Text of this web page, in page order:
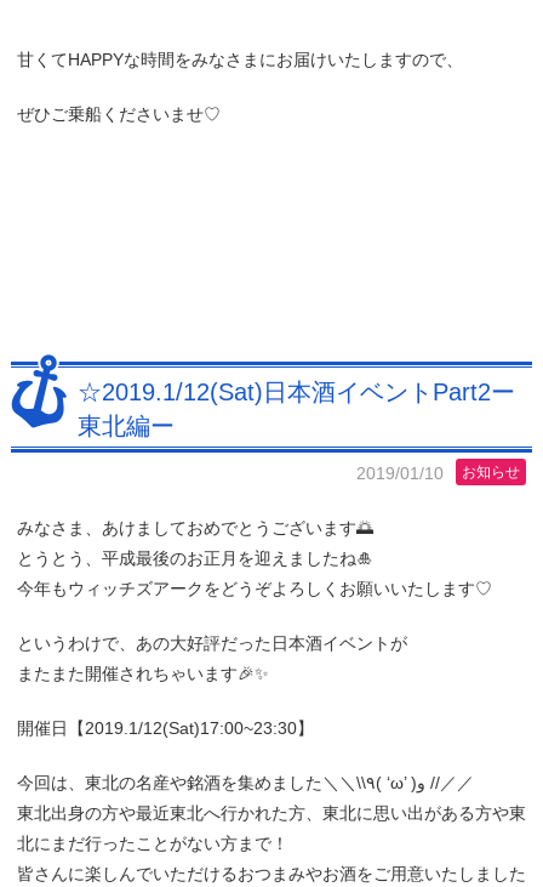
甘くてHAPPYな時間をみなさまにお届けいたしますので、
ぜひご乗船くださいませ♡
☆2019.1/12(Sat)日本酒イベントPart2ー
東北編ー
2019/01/10 お知らせ
みなさま、あけましておめでとうございます🌅
とうとう、平成最後のお正月を迎えましたね🎍
今年もウィッチズアークをどうぞよろしくお願いいたします♡
というわけで、あの大好評だった日本酒イベントが
またまた開催されちゃいます🎉✨
開催日【2019.1/12(Sat)17:00~23:30】
今回は、東北の名産や銘酒を集めました＼＼\\٩( ‘ω’ )و //／／
東北出身の方や最近東北へ行かれた方、東北に思い出がある方や東
北にまだ行ったことがない方まで！
皆さんに楽しんでいただけるおつまみやお酒をご用意いたしました